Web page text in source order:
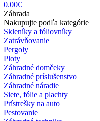
0.00€
Záhrada
Nakupujte podľa kategórie
Skleníky a fóliovníky
Zatrávňovanie
Pergoly
Ploty
Záhradné domčeky
Záhradné príslušenstvo
Záhradné náradie
Siete, fólie a plachty
Prístrešky na auto
Pestovanie